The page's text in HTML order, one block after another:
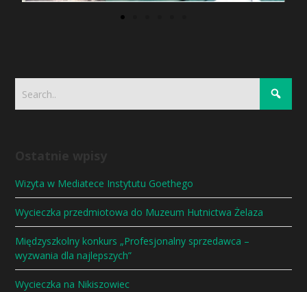
Wizyta w Mediatece Instytutu Goethego
Wycieczka przedmiotowa do Muzeum Hutnictwa Żelaza
Międzyszkolny konkurs „Profesjonalny sprzedawca –
wyzwania dla najlepszych”
Wycieczka na Nikiszowiec